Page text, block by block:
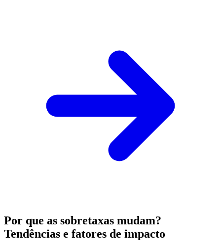
Por que as sobretaxas mudam?
Tendências e fatores de impacto